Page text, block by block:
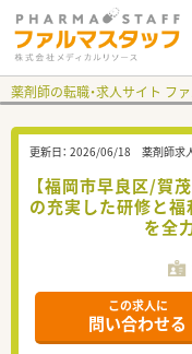
薬剤師の転職・求人サイト フ
更新日： 2026/06/18 薬剤師求
【福岡市早良区/賀
の充実した研修と福
を全
この求人に
問い合わせる